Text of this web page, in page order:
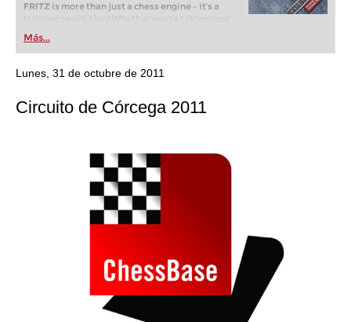
FRITZ is more than just a chess engine – it’s a
training revolution! Whether you’re taking your
first steps into the world of club chess, or already
playing at a tournament level: with FRITZ, you can
train more efficiently, intelligently and with a
more personalised approach than ever before.
Más...
Lunes, 31 de octubre de 2011
Circuito de Córcega 2011